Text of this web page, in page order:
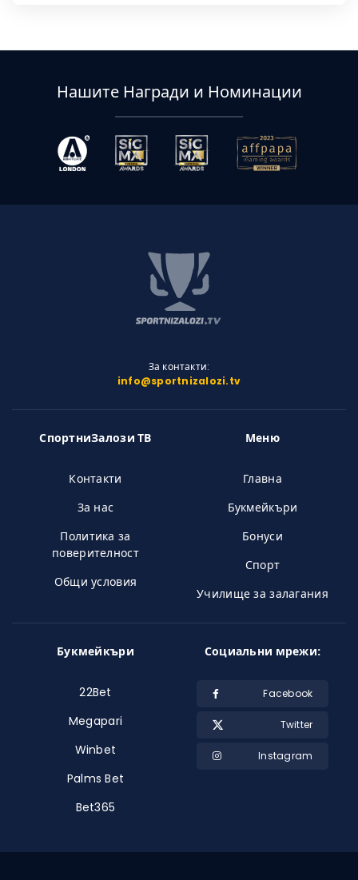
Нашите Награди и Номинации
За контакти:
info@sportnizalozi.tv
СпортниЗалози ТВ
Контакти
За нас
Политика за
поверителност
Общи условия
Меню
Главна
Букмейкъри
Бонуси
Спорт
Училище за залагания
Букмейкъри
22Bet
Megapari
Winbet
Palms Bet
Bet365
Социальни мрежи:
Facebook
Twitter
Instagram